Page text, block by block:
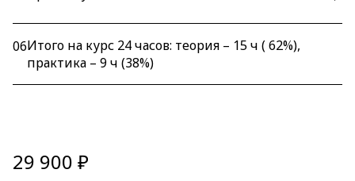
06Итого на курс 24 часов: теория – 15 ч ( 62%),
практика – 9 ч (38%)
29 900 ₽